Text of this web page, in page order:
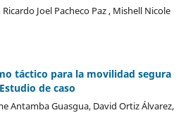
Joel Pacheco Paz , Mishell Nicole
táctico para la movilidad segura
de caso
Antamba Guasgua, David Ortiz Álvarez,